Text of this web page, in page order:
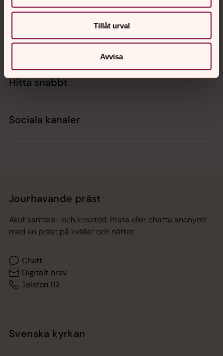
Tillåt urval
Avvisa
Kontakt
Kalender
Hitta snabbt
Sociala kanaler
Jourhavande präst
Akut samtals- och krisstöd. Prata eller chatta anonymt
med en präst på kvällar och nätter.
Chatt
Digitalt brev
Telefon 112
Svenska kyrkan